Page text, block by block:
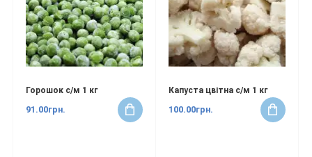
Горошок с/м 1 кг
91.00грн.
Капуста цвітна с/м 1 кг
100.00грн.